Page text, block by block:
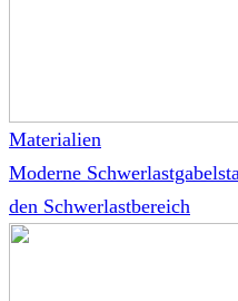
Materialien
Moderne
den Schwerlastbereich